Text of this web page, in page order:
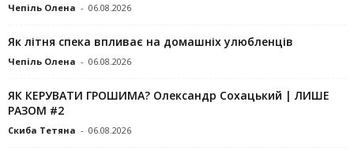
Чепіль Олена - 06.08.2026
Як літня спека впливає на домашніх улюбленців
Чепіль Олена - 06.08.2026
ЯК КЕРУВАТИ ГРОШИМА? Олександр Сохацький | ЛИШЕ
РАЗОМ #2
Скиба Тетяна - 06.08.2026